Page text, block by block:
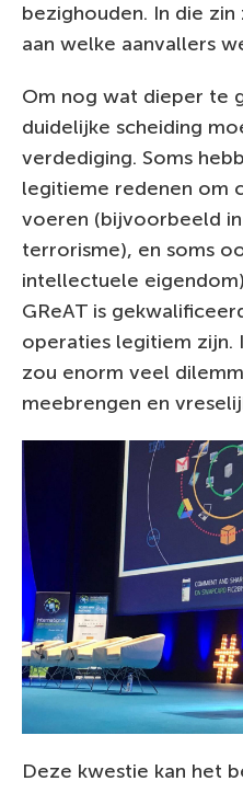
bezighouden. In die
aan welke aanvallers
Om nog wat dieper te
duidelijke scheiding
verdediging. Soms
legitieme redenen om
voeren (bijvoorbeeld
terrorisme), en soms
intellectuele
GReAT is
operaties legitiem zijn.
zou enorm veel
meebrengen en
Deze kwestie kan het